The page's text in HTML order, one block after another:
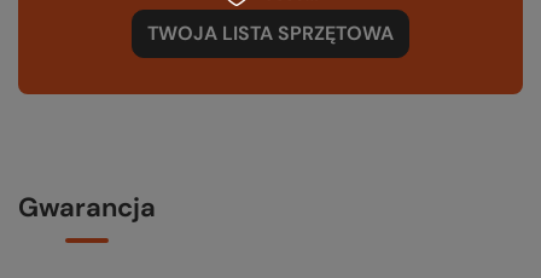
TWOJA LISTA SPRZĘTOWA
Gwarancja